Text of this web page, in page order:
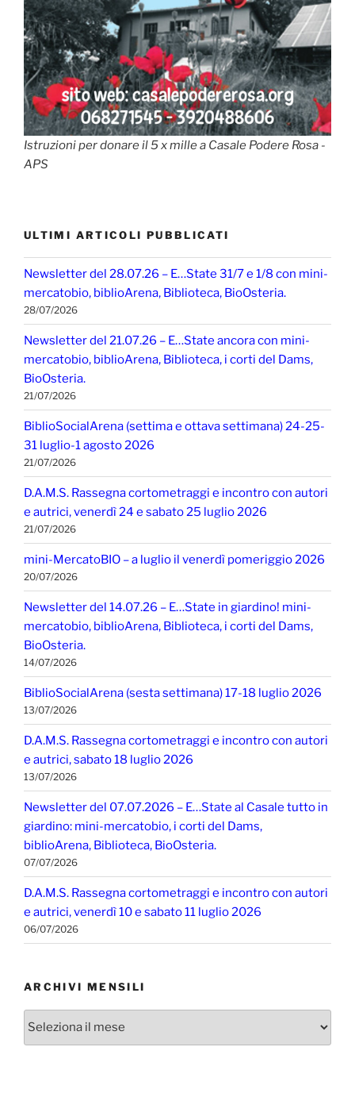
Istruzioni per donare il 5 x mille a Casale Podere Rosa -
APS
ULTIMI ARTICOLI PUBBLICATI
Newsletter del 28.07.26 – E…State 31/7 e 1/8 con mini-
mercatobio, biblioArena, Biblioteca, BioOsteria.
28/07/2026
Newsletter del 21.07.26 – E…State ancora con mini-
mercatobio, biblioArena, Biblioteca, i corti del Dams,
BioOsteria.
21/07/2026
BiblioSocialArena (settima e ottava settimana) 24-25-
31 luglio-1 agosto 2026
21/07/2026
D.A.M.S. Rassegna cortometraggi e incontro con autori
e autrici, venerdì 24 e sabato 25 luglio 2026
21/07/2026
mini-MercatoBIO – a luglio il venerdì pomeriggio 2026
20/07/2026
Newsletter del 14.07.26 – E…State in giardino! mini-
mercatobio, biblioArena, Biblioteca, i corti del Dams,
BioOsteria.
14/07/2026
BiblioSocialArena (sesta settimana) 17-18 luglio 2026
13/07/2026
D.A.M.S. Rassegna cortometraggi e incontro con autori
e autrici, sabato 18 luglio 2026
13/07/2026
Newsletter del 07.07.2026 – E…State al Casale tutto in
giardino: mini-mercatobio, i corti del Dams,
biblioArena, Biblioteca, BioOsteria.
07/07/2026
D.A.M.S. Rassegna cortometraggi e incontro con autori
e autrici, venerdì 10 e sabato 11 luglio 2026
06/07/2026
ARCHIVI MENSILI